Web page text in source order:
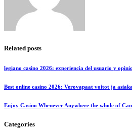
Related posts
legiano casino 2026: experiencia del usuario y
Best online casino 2026: Verovapaat voitot ja
Enjoy Casino Whenever Anywhere the whole of
Categories